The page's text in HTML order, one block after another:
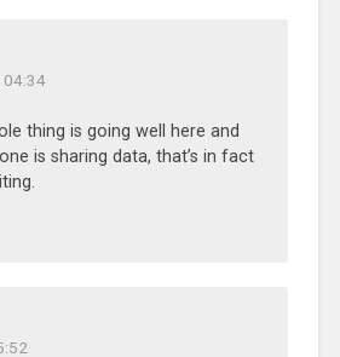
04:34
thing is going well here and
is sharing data, that’s in fact